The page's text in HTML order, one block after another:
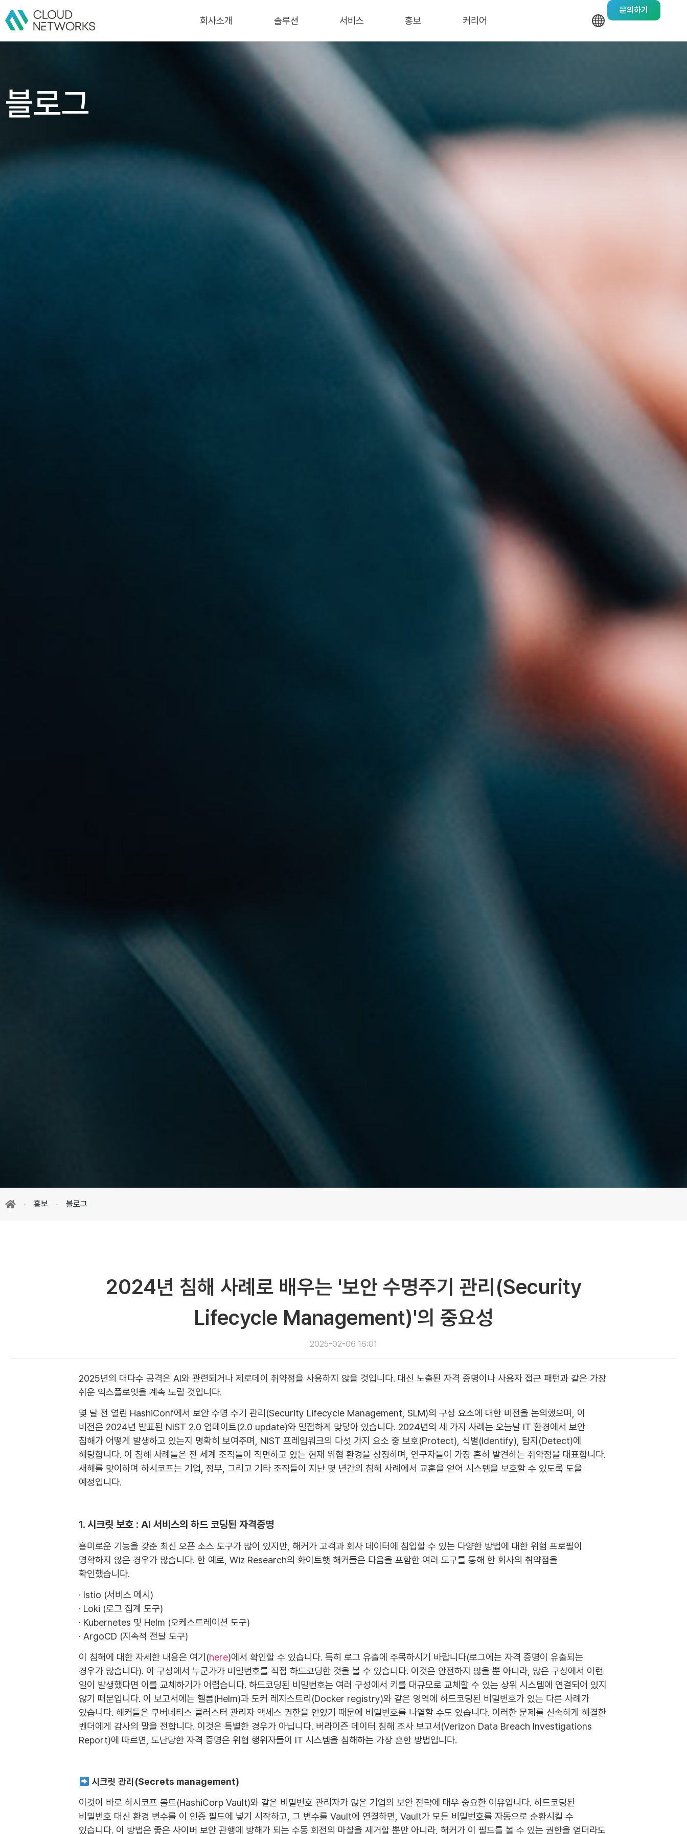
회사소개 솔루션
데이터
인프라
서비스
AWS Cloud
IT 컨설팅
서비스
홍보 커리어
문의하기
블로그
홍보 블로그
2024년 침해 사례로 배우는 '보안 수명주기 관리(Security
Lifecycle Management)'의 중요성
2025-02-06 16:01
2025년의 대다수 공격은 AI와 관련되거나 제로데이 취약점을 사용하지 않을 것입니다. 대신 노출된 자격 증명이나 사용자 접근 패턴과 같은 가장
쉬운 익스플로잇을 계속 노릴 것입니다.
몇 달 전 열린 HashiConf에서 보안 수명 주기 관리(Security Lifecycle Management, SLM)의 구성 요소에 대한 비전을 논의했으며, 이
비전은 2024년 발표된 NIST 2.0 업데이트(2.0 update)와 밀접하게 맞닿아 있습니다. 2024년의 세 가지 사례는 오늘날 IT 환경에서 보안
침해가 어떻게 발생하고 있는지 명확히 보여주며, NIST 프레임워크의 다섯 가지 요소 중 보호(Protect), 식별(Identify), 탐지(Detect)에
해당합니다. 이 침해 사례들은 전 세계 조직들이 직면하고 있는 현재 위협 환경을 상징하며, 연구자들이 가장 흔히 발견하는 취약점을 대표합니다.
새해를 맞이하며 하시코프는 기업, 정부, 그리고 기타 조직들이 지난 몇 년간의 침해 사례에서 교훈을 얻어 시스템을 보호할 수 있도록 도울
예정입니다.
1. 시크릿 보호 : AI 서비스의 하드 코딩된 자격증명
흥미로운 기능을 갖춘 최신 오픈 소스 도구가 많이 있지만, 해커가 고객과 회사 데이터에 침입할 수 있는 다양한 방법에 대한 위험 프로필이
명확하지 않은 경우가 많습니다. 한 예로, Wiz Research의 화이트햇 해커들은 다음을 포함한 여러 도구를 통해 한 회사의 취약점을
확인했습니다.
· Istio (서비스 메시)
· Loki (로그 집계 도구)
· Kubernetes 및 Helm (오케스트레이션 도구)
· ArgoCD (지속적 전달 도구)
이 침해에 대한 자세한 내용은 여기(here)에서 확인할 수 있습니다. 특히 로그 유출에 주목하시기 바랍니다(로그에는 자격 증명이 유출되는
경우가 많습니다). 이 구성에서 누군가가 비밀번호를 직접 하드코딩한 것을 볼 수 있습니다. 이것은 안전하지 않을 뿐 아니라, 많은 구성에서 이런
일이 발생했다면 이를 교체하기가 어렵습니다. 하드코딩된 비밀번호는 여러 구성에서 키를 대규모로 교체할 수 있는 상위 시스템에 연결되어 있지
않기 때문입니다. 이 보고서에는 헬름(Helm)과 도커 레지스트리(Docker registry)와 같은 영역에 하드코딩된 비밀번호가 있는 다른 사례가
있습니다. 해커들은 쿠버네티스 클러스터 관리자 액세스 권한을 얻었기 때문에 비밀번호를 나열할 수도 있습니다. 이러한 문제를 신속하게 해결한
벤더에게 감사의 말을 전합니다. 이것은 특별한 경우가 아닙니다. 버라이즌 데이터 침해 조사 보고서(Verizon Data Breach Investigations
Report)에 따르면, 도난당한 자격 증명은 위협 행위자들이 IT 시스템을 침해하는 가장 흔한 방법입니다.
시크릿 관리(Secrets management)
이것이 바로 하시코프 볼트(HashiCorp Vault)와 같은 비밀번호 관리자가 많은 기업의 보안 전략에 매우 중요한 이유입니다. 하드코딩된
비밀번호 대신 환경 변수를 이 인증 필드에 넣기 시작하고, 그 변수를 Vault에 연결하면, Vault가 모든 비밀번호를 자동으로 순환시킬 수
있습니다. 이 방법은 좋은 사이버 보안 관행에 방해가 되는 수동 회전의 마찰을 제거할 뿐만 아니라, 해커가 이 필드를 볼 수 있는 권한을 얻더라도